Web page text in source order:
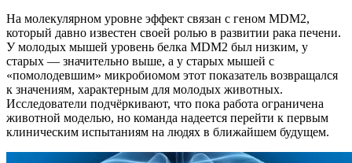
На молекулярном уровне эффект связан с геном MDM2,
который давно известен своей ролью в развитии рака печени.
У молодых мышей уровень белка MDM2 был низким, у
старых — значительно выше, а у старых мышей с
«помолодевшим» микробиомом этот показатель возвращался
к значениям, характерным для молодых животных.
Исследователи подчёркивают, что пока работа ограничена
животной моделью, но команда надеется перейти к первым
клиническим испытаниям на людях в ближайшем будущем.